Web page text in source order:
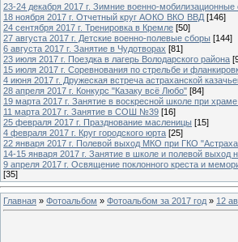
23-24 декабря 2017 г. Зимние военно-мобилизационные
18 ноября 2017 г. Отчетный круг АОКО ВКО ВВД [146]
24 сентября 2017 г. Тренировка в Кремле [50]
27 августа 2017 г. Детские военно-полевые сборы [144]
6 августа 2017 г. Занятие в Чудотворах [81]
23 июля 2017 г. Поездка в лагерь Володарского района
15 июля 2017 г. Соревнования по стрельбе и
4 июня 2017 г. Дружеская встреча астраханской
28 апреля 2017 г. Конкурс "Казаку всё Любо" [84]
19 марта 2017 г. Занятие в воскресной школе при
11 марта 2017 г. Занятие в СОШ №39 [16]
25 февраля 2017 г. Празднование масленицы [15]
4 февраля 2017 г. Круг городского юрта [25]
22 января 2017 г. Полевой выход МКО при ГКО
14-15 января 2017 г. Занятие в школе и полевой выход
9 апреля 2017 г. Освящение поклонного креста и
[35]
Главная » Фотоальбом » Фотоальбом за 2017 год » 12